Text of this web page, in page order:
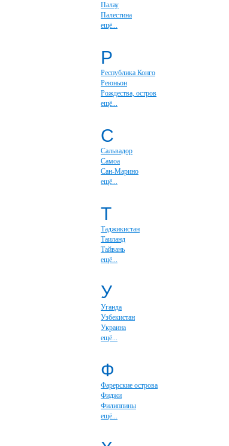
Палау
Палестина
ещё...
Р
Республика Конго
Реюньон
Рождества, остров
ещё...
С
Сальвадор
Самоа
Сан-Марино
ещё...
Т
Таджикистан
Таиланд
Тайвань
ещё...
У
Уганда
Узбекистан
Украина
ещё...
Ф
Фарерские острова
Фиджи
Филиппины
ещё...